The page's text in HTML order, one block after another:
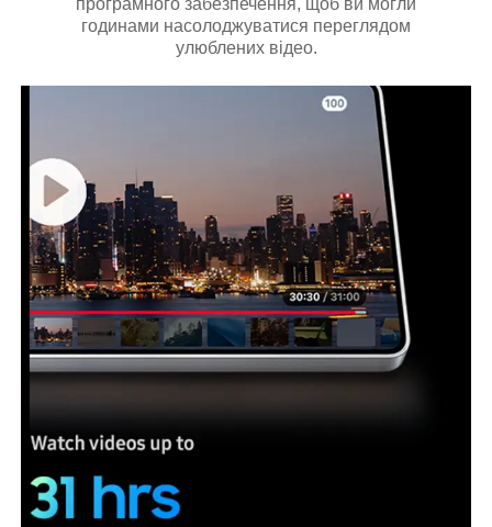
годинами насолоджуватися переглядом
улюблених відео.